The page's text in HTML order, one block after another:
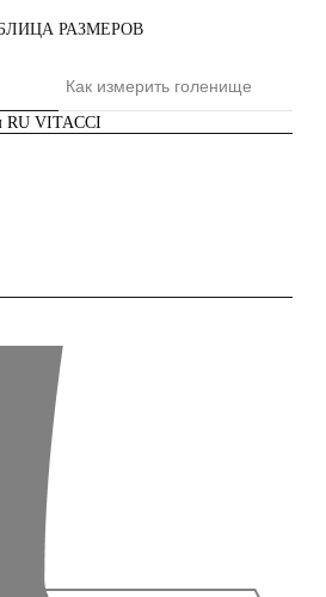
РАЗМЕРОВ
Как измерить голенище
RU VITACCI